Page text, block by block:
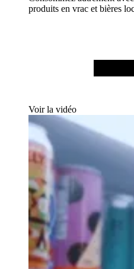
produits en vrac et bières
Voir la vidéo